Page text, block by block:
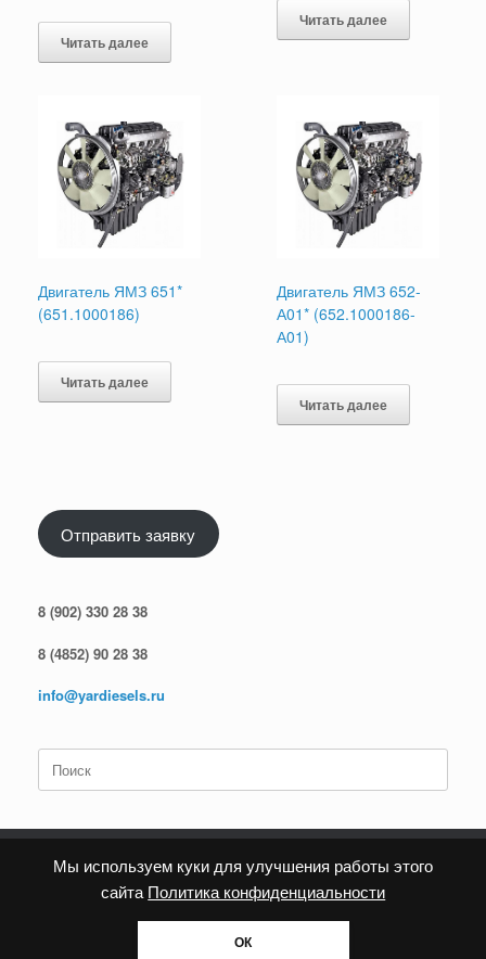
Мы используем куки для улучшения работы этого
сайта Политика конфиденциальности
ОК
Читать далее
Читать далее
Двигатель ЯМЗ 651*
(651.1000186)
Читать далее
Двигатель ЯМЗ 652-
А01* (652.1000186-
А01)
Читать далее
Отправить заявку
8 (902) 330 28 38
8 (4852) 90 28 38
info@yardiesels.ru
по:
Политика конфиденциальности